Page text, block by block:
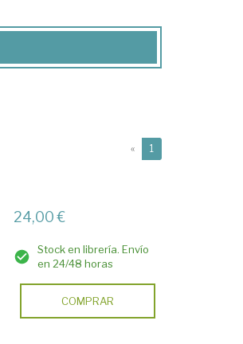
« 1
24,00 €
Stock en librería. Envío
en 24/48 horas
COMPRAR